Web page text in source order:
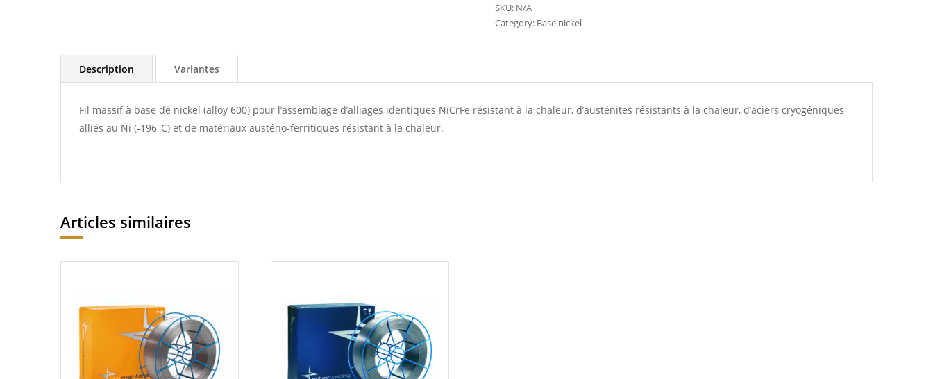
SKU: N/A
Category: Base nickel
Description Variantes
Fil massif à base de nickel (alloy 600) pour l’assemblage d’alliages identiques NiCrFe résistant à la chaleur, d’austénites résistants à la chaleur, d’aciers cryogéniques
alliés au Ni (-196°C) et de matériaux austéno-ferritiques résistant à la chaleur.
Articles similaires